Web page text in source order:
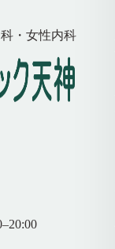
・女性内科